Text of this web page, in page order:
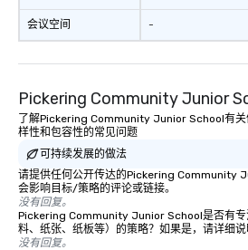
会议空间 -
Pickering Community Junior
了解Pickering Community Junior School有关
样性和包容性的常见问题
可持续发展的做法
请提供任何公开传达的Pickering Community
会影响目标/策略的评论或链接。
没有回复。
Pickering Community Junior School是否有专
料、纸张、纸板等）的策略？如果是，请详细说
没有回复。